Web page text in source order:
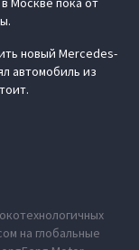
новый Mercedes-
автомобиль из
на глобальные